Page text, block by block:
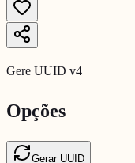
Gere UUID v4
Opções
GerarUUID